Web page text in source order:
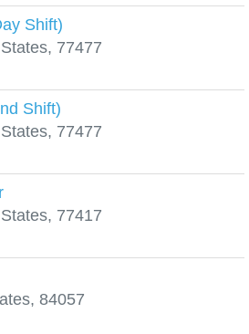
Shift)
77477
Shift)
77477
77417
84057